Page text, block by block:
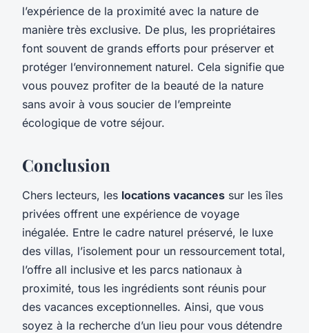
l’expérience de la proximité avec la nature de
manière très exclusive. De plus, les propriétaires
font souvent de grands efforts pour préserver et
protéger l’environnement naturel. Cela signifie que
vous pouvez profiter de la beauté de la nature
sans avoir à vous soucier de l’empreinte
écologique de votre séjour.
Conclusion
Chers lecteurs, les locations vacances sur les îles
privées offrent une expérience de voyage
inégalée. Entre le cadre naturel préservé, le luxe
des villas, l’isolement pour un ressourcement total,
l’offre all inclusive et les parcs nationaux à
proximité, tous les ingrédients sont réunis pour
des vacances exceptionnelles. Ainsi, que vous
soyez à la recherche d’un lieu pour vous détendre